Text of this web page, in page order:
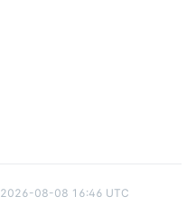
2026-08-08 16:46 UTC